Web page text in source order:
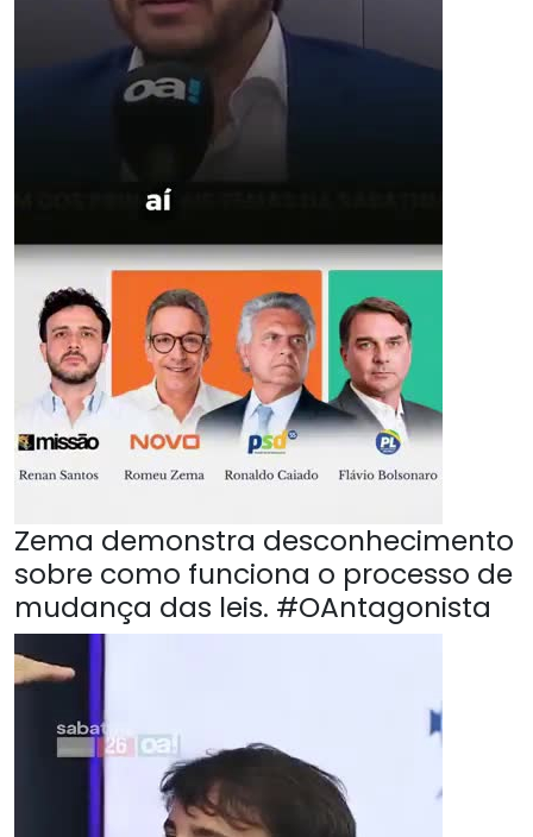
Zema demonstra desconhecimento
sobre como funciona o processo de
mudança das leis. #OAntagonista